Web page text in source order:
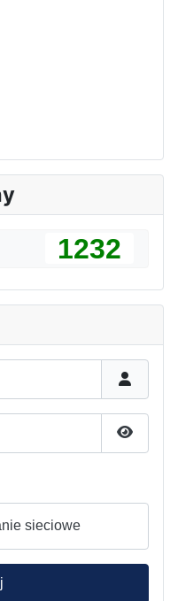
1232
Pokaż
sieciowe